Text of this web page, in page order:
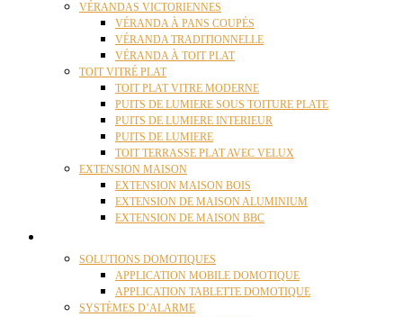
VÉRANDAS VICTORIENNES
VÉRANDA À PANS COUPÉS
VÉRANDA TRADITIONNELLE
VÉRANDA À TOIT PLAT
TOIT VITRÉ PLAT
TOIT PLAT VITRE MODERNE
PUITS DE LUMIERE SOUS TOITURE PLATE
PUITS DE LUMIERE INTERIEUR
PUITS DE LUMIERE
TOIT TERRASSE PLAT AVEC VELUX
EXTENSION MAISON
EXTENSION MAISON BOIS
EXTENSION DE MAISON ALUMINIUM
EXTENSION DE MAISON BBC
SOLUTIONS DOMOTIQUES
APPLICATION MOBILE DOMOTIQUE
APPLICATION TABLETTE DOMOTIQUE
SYSTÈMES D’ALARME